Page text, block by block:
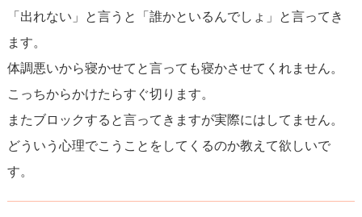
「出れない」と言うと「誰かといるんでしょ」と言ってき
ます。
体調悪いから寝かせてと言っても寝かさせてくれません。
こっちからかけたらすぐ切ります。
またブロックすると言ってきますが実際にはしてません。
どういう心理でこうことをしてくるのか教えて欲しいで
す。